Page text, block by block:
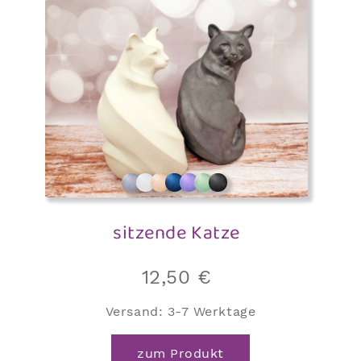
auf
der
werden
sitzende Katze
12,50 €
Versand: 3-7 Werktage
zum Produkt